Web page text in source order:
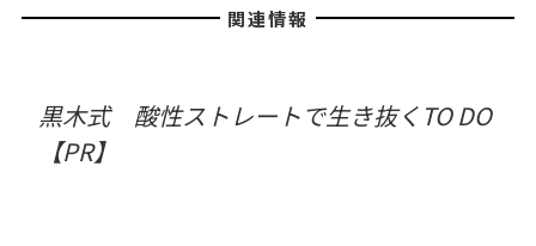
関連情報
黒木式 酸性ストレートで生き抜くTO DO
【PR】